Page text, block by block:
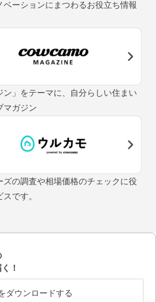
ーションにまつわるお役立ち情報
ン」をテーマに、自分らしい住まい
マガジン
の調査や相場価格のチェックに役
です。
！
ダウンロードする